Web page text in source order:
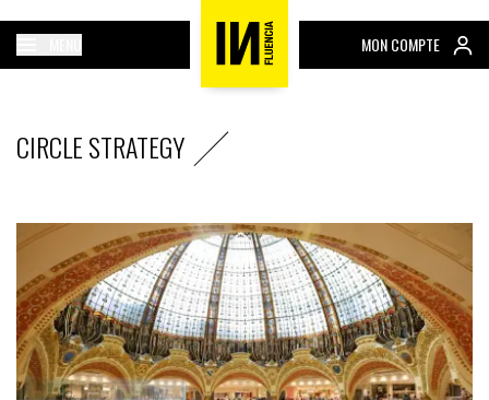
MON COMPTE
CIRCLE STRATEGY